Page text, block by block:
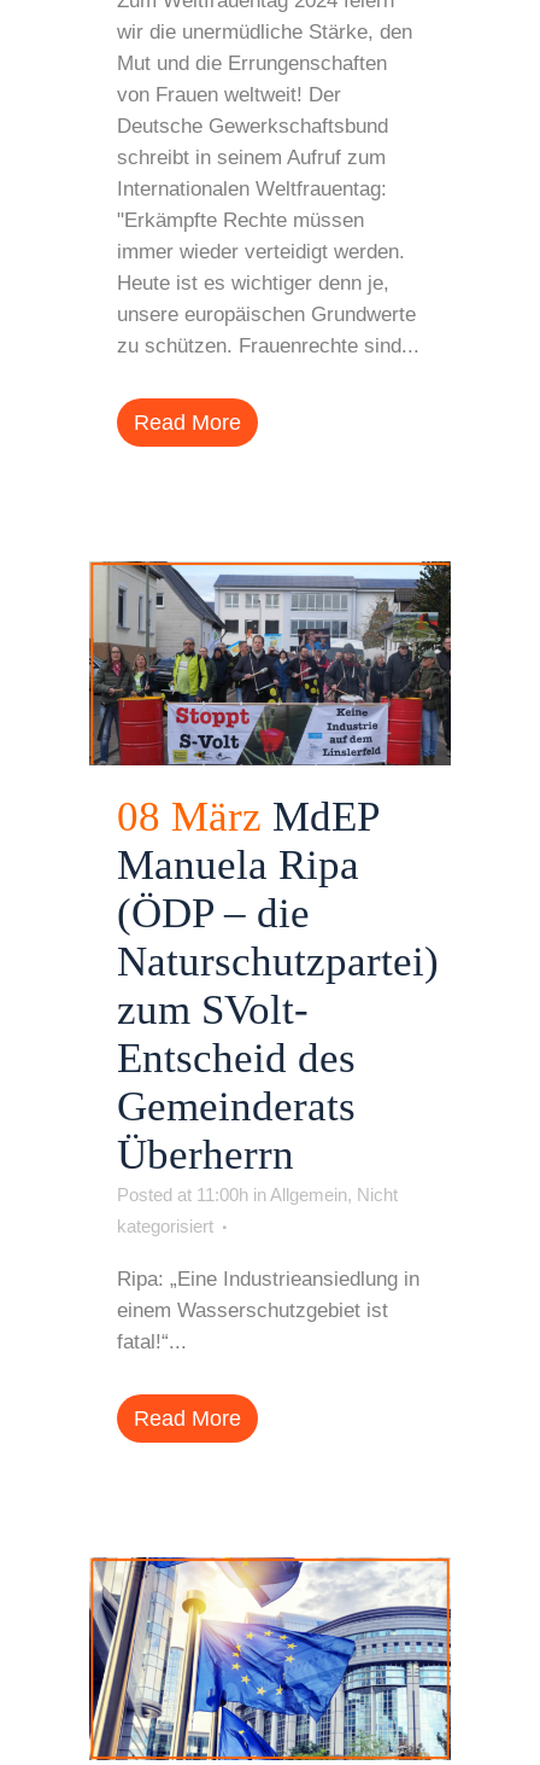
wir die unermüdliche Stärke, den
Mut und die Errungenschaften
von Frauen weltweit! Der
Deutsche Gewerkschaftsbund
schreibt in seinem Aufruf zum
Internationalen Weltfrauentag:
"Erkämpfte Rechte müssen
immer wieder verteidigt werden.
Heute ist es wichtiger denn je,
unsere europäischen Grundwerte
zu schützen. Frauenrechte sind...
Read More
08 März MdEP
Manuela Ripa
(ÖDP – die
Naturschutzpartei)
zum SVolt-
Entscheid des
Gemeinderats
Überherrn
Posted at 11:00h inAllgemein, Nicht
kategorisiert
Ripa: „Eine Industrieansiedlung in
einem Wasserschutzgebiet ist
fatal!“...
Read More